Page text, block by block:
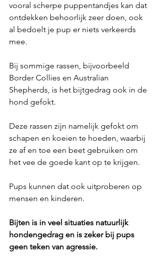
vooral scherpe puppentandjes kan dat
ontdekken behoorlijk zeer doen, ook
al bedoelt je pup er niets verkeerds
mee.
Bij sommige rassen, bijvoorbeeld
Border Collies en Australian
Shepherds, is het bijtgedrag ook in de
hond gefokt.
Deze rassen zijn namelijk gefokt om
schapen en koeien te hoeden, waarbij
ze af en toe een beet gebruiken om
het vee de goede kant op te krijgen.
Pups kunnen dat ook uitproberen op
mensen en kinderen.
Bijten is in veel situaties natuurlijk
hondengedrag en is zeker bij pups
geen teken van agressie.